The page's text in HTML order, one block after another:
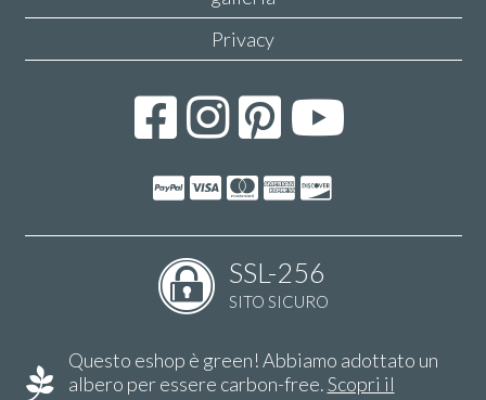
Privacy
SSL-256
SITO SICURO
Questo eshop è green! Abbiamo adottato un
albero per essere carbon-free.Scopri il